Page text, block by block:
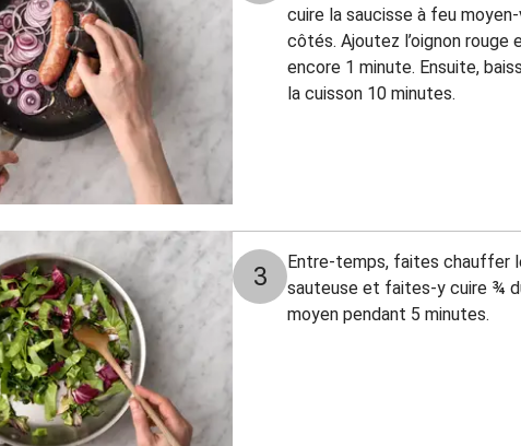
cuire la saucisse à feu
côtés. Ajoutez l’oignon rouge
encore 1 minute. Ensuite,
la cuisson 10 minutes.
3
Entre-temps, faites chauffer
sauteuse et faites-y cuire ¾
moyen pendant 5 minutes.